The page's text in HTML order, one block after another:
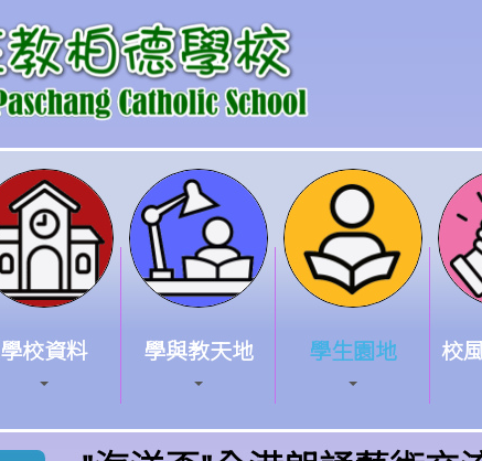
學校資料 學與教天地 學生園地
校